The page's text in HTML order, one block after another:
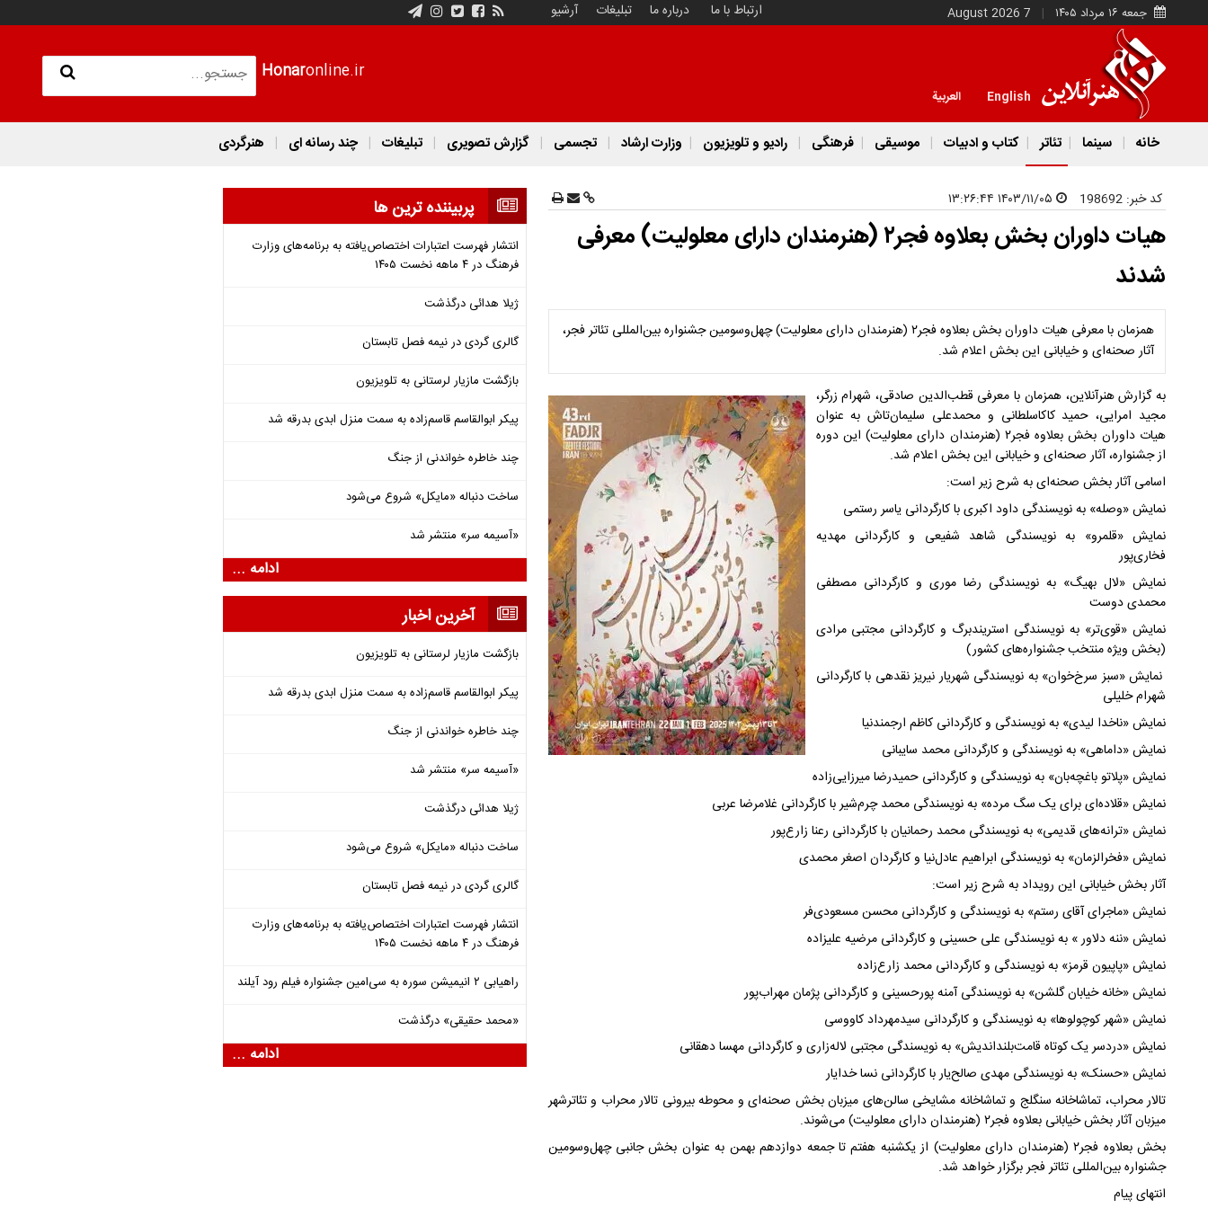
جمعه ۱۶ مرداد ۱۴۰۵ 7 August 2026 ارتباط با ما درباره ما تبلیغات آرشیو
Honaronline.ir
English العربية
خانه سینما تئاتر کتاب و ادبیات موسیقی فرهنگی رادیو و تلویزیون وزارت ارشاد تجسمی گزارش تصویری تبلیغات چند رسانه ای هنرگردی
کد خبر: 198692
هیات داوران بخش بعلاوه فجر۲ (هنرمندان دارای معلولیت) معرفی
شدند
همزمان با معرفی هیات داوران بخش بعلاوه فجر۲ (هنرمندان دارای معلولیت) چهل‌وسومین جشنواره بین‌المللی تئاتر فجر،
آثار صحنه‌ای و خیابانی این بخش اعلام شد.
به گزارش هنرآنلاین، همزمان با معرفی قطب‌الدین صادقی، شهرام زرگر،
مجید امرایی، حمید کاکاسلطانی و محمدعلی سلیمان‌تاش به عنوان
هیات داوران بخش بعلاوه فجر۲ (هنرمندان دارای معلولیت) این دوره
از جشنواره، آثار صحنه‌ای و خیابانی این بخش اعلام شد.
اسامی آثار بخش صحنه‌ای به شرح زیر است:
نمایش «وصله» به نویسندگی داود اکبری با کارگردانی یاسر رستمی
نمایش «قلمرو» به نویسندگی شاهد شفیعی و کارگردانی مهدیه
فخاری‌پور
نمایش «لال بهیگ» به نویسندگی رضا موری و کارگردانی مصطفی
محمدی دوست
نمایش «قوی‌تر» به نویسندگی استریندبرگ و کارگردانی مجتبی مرادی
(بخش ویژه منتخب جشنواره‌های کشور)
نمایش «سبز سرخ‌خوان» به نویسندگی شهریار نیریز نقدهی با کارگردانی
شهرام خلیلی
نمایش «ناخدا لیدی» به نویسندگی و کارگردانی کاظم ارجمندنیا
نمایش «داماهی» به نویسندگی و کارگردانی محمد سایبانی
نمایش «پلاتو باغچه‌بان» به نویسندگی و کارگردانی حمیدرضا میرزایی‌زاده
نمایش «قلاده‌ای برای یک سگ مرده» به نویسندگی محمد چرم‌شیر با کارگردانی غلامرضا عربی
نمایش «ترانه‌های قدیمی» به نویسندگی محمد رحمانیان با کارگردانی رعنا زارع‌پور
نمایش «فخرالزمان» به نویسندگی ابراهیم عادل‌نیا و کارگردان اصغر محمدی
آثار بخش خیابانی این رویداد به شرح زیر است:
نمایش «ماجرای آقای رستم» به نویسندگی و کارگردانی محسن مسعودی‌فر
نمایش «ننه دلاور » به نویسندگی علی حسینی و کارگردانی مرضیه علیزاده
نمایش «پاپیون قرمز» به نویسندگی و کارگردانی محمد زارع‌زاده
نمایش «خانه خیابان گلشن» به نویسندگی آمنه پورحسینی و کارگردانی پژمان مهراب‌پور
نمایش «شهر کوچولوها» به نویسندگی و کارگردانی سیدمهرداد کاووسی
نمایش «دردسر یک کوتاه قامت‌بلند‍‌اندیش» به نویسندگی مجتبی لاله‌زاری و کارگردانی مهسا دهقانی
نمایش «حسنک» به نویسندگی مهدی صالح‌یار با کارگردانی نسا خدایار
تالار محراب، تماشاخانه سنگلج و تماشاخانه مشایخی سالن‌های میزبان بخش صحنه‌ای و محوطه بیرونی تالار محراب و تئاترشهر
میزبان آثار بخش خیابانی بعلاوه فجر۲ (هنرمندان دارای معلولیت) می‌شوند.
بخش بعلاوه فجر۲ (هنرمندان دارای معلولیت) از یکشنبه هفتم تا جمعه دوازدهم بهمن به عنوان بخش جانبی چهل‌وسومین
جشنواره بین‌المللی تئاتر فجر برگزار خواهد شد.
انتهای پیام
پربیننده ترین ها
انتشار فهرست اعتبارات اختصاص‌یافته به برنامه‌های وزارت
فرهنگ در ۴ ماهه نخست ۱۴۰۵
ژیلا هدائی درگذشت
گالری گردی در نیمه فصل تابستان
بازگشت مازیار لرستانی به تلویزیون
پیکر ابوالقاسم قاسم‌زاده به سمت منزل ابدی بدرقه شد
چند خاطره خواندنی از جنگ
ساخت دنباله «مایکل» شروع می‌شود
«آسیمه سر» منتشر شد
ادامه ...
آخرین اخبار
بازگشت مازیار لرستانی به تلویزیون
پیکر ابوالقاسم قاسم‌زاده به سمت منزل ابدی بدرقه شد
چند خاطره خواندنی از جنگ
«آسیمه سر» منتشر شد
ژیلا هدائی درگذشت
ساخت دنباله «مایکل» شروع می‌شود
گالری گردی در نیمه فصل تابستان
انتشار فهرست اعتبارات اختصاص‌یافته به برنامه‌های وزارت
فرهنگ در ۴ ماهه نخست ۱۴۰۵
راهیابی ۲ انیمیشن سوره به سی‌امین جشنواره فیلم رود آیلند
«محمد حقیقی» درگذشت
ادامه ...